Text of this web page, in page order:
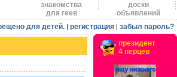
знакомства
для геев
доски
объявлений
для детей. | регистрация | забыл пароль?
президент
4 перцев